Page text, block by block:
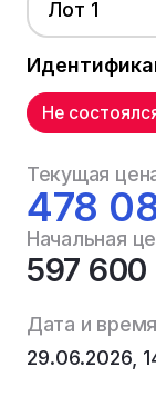
Лот 1
Не
Текущая
478
Начальная
597
Дата и
29.06.2026,